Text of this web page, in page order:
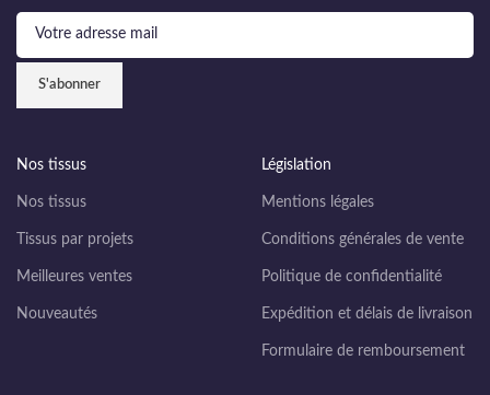
Nos tissus
Nos tissus
Tissus par projets
Meilleures ventes
Nouveautés
Législation
Mentions légales
Conditions générales de vente
Politique de confidentialité
Expédition et délais de livraison
Formulaire de remboursement